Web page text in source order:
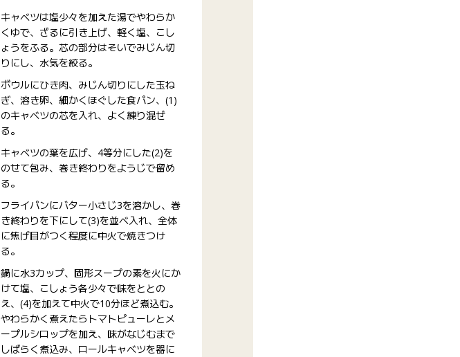
キャベツは塩少々を加えた湯でやわらか
くゆで、ざるに引き上げ、軽く塩、こし
ょうをふる。芯の部分はそいでみじん切
りにし、水気を絞る。
ボウルにひき肉、みじん切りにした玉ね
ぎ、溶き卵、細かくほぐした食パン、(1)
のキャベツの芯を入れ、よく練り混ぜ
る。
キャベツの葉を広げ、4等分にした(2)を
のせて包み、巻き終わりをようじで留め
る。
フライパンにバター小さじ3を溶かし、巻
き終わりを下にして(3)を並べ入れ、全体
に焦げ目がつく程度に中火で焼きつけ
る。
鍋に水3カップ、固形スープの素を火にか
けて塩、こしょう各少々で味をととの
え、(4)を加えて中火で10分ほど煮込む。
やわらかく煮えたらトマトピューレとメ
ープルシロップを加え、味がなじむまで
しばらく煮込み、ロールキャベツを器に